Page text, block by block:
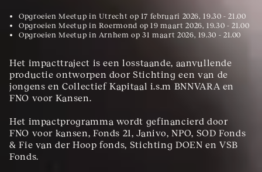
Opgroeien Meetup in Utrecht op 17 februari 2026, 19.30 - 21.00
Opgroeien Meetup in Roermond op 19 maart 2026, 19.30 - 21.00
Opgroeien Meetup in Arnhem op 31 maart 2026, 19.30 - 21.00
Het impacttraject is een losstaande, aanvullende
productie ontworpen door Stichting een van de
jongens en Collectief Kapitaal i.s.m BNNVARA en
FNO voor Kansen.
Het impactprogramma wordt gefinancierd door
FNO voor kansen, Fonds 21, Janivo, NPO, SOD Fonds
& Fie van der Hoop fonds, Stichting DOEN en VSB
Fonds.